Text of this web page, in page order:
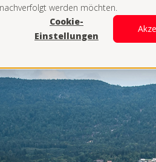
werden möchten.
Cookie-
Einstellungen